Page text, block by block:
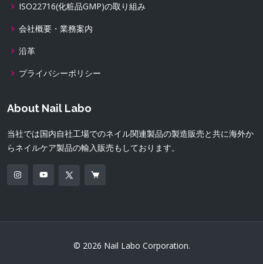
ISO22716(化粧品GMP)の取り組み
会社概要・業務案内
沿革
プライバシーポリシー
About Nail Labo
当社では国内自社工場でのネイル関連製品の製造販売と共に海外か
らネイルケア製品の輸入販売もしております。
© 2026 Nail Labo Corporation.